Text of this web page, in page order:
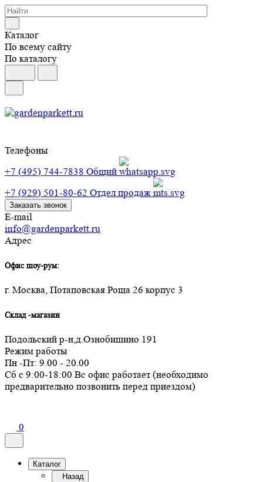
Каталог
По всему сайту
По каталогу
Телефоны
+7 (495) 744-7838 Общий
+7 (929) 501-80-62 Отдел продаж
Заказать звонок
E-mail
info@gardenparkett.ru
Адрес
Офис шоу-рум:
г. Москва, Потаповская Роща 26 корпус 3
Склад -магазин
Подольский р-н,д.Ознобишино 191
Режим работы
Пн -Пт: 9.00 - 20.00
Сб с 9:00-18:00 Вс офис работает (необходимо
предварительно позвонить перед приездом)
0
Каталог
Назад